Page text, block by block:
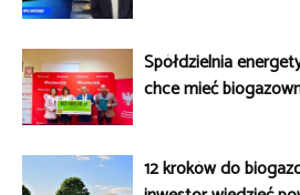
Spółdzielnia
chce mieć
12 kroków do